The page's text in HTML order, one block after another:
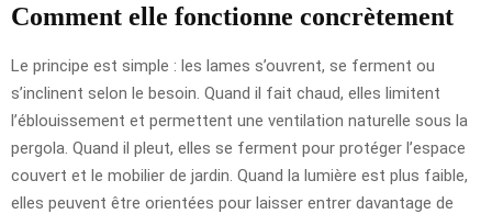
Comment elle fonctionne concrètement
Le principe est simple : les lames s’ouvrent, se ferment ou
s’inclinent selon le besoin. Quand il fait chaud, elles limitent
l’éblouissement et permettent une ventilation naturelle sous la
pergola. Quand il pleut, elles se ferment pour protéger l’espace
couvert et le mobilier de jardin. Quand la lumière est plus faible,
elles peuvent être orientées pour laisser entrer davantage de